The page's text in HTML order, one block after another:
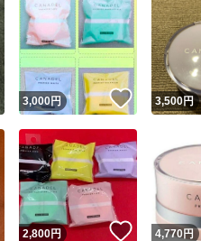
いいね！
3,000円 いいね！
3,500円
いいね！
2,800円 いいね！
4,770円